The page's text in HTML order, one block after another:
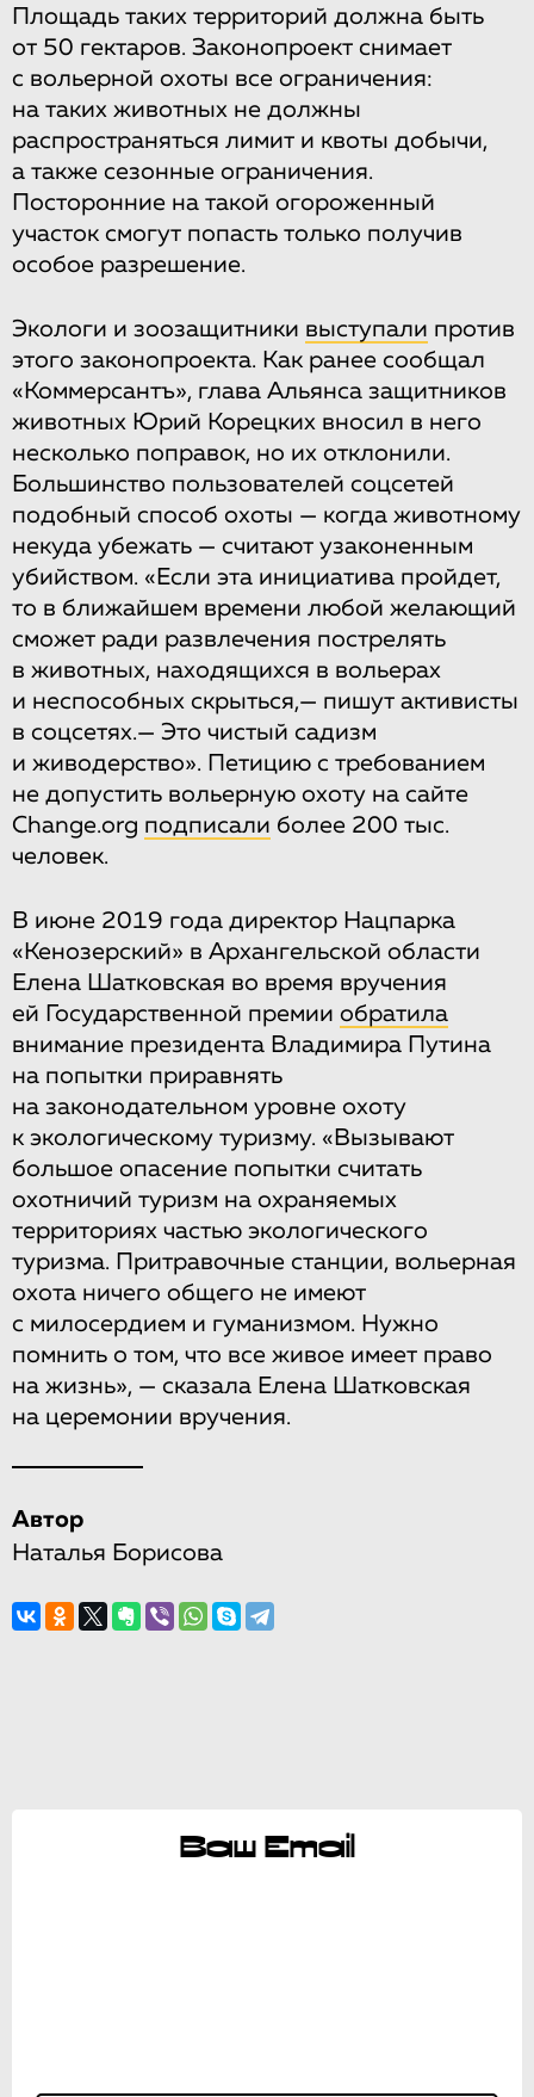
Площадь таких территорий должна быть
от 50 гектаров. Законопроект снимает
с вольерной охоты все ограничения:
на таких животных не должны
распространяться лимит и квоты добычи,
а также сезонные ограничения.
Посторонние на такой огороженный
участок смогут попасть только получив
особое разрешение.
Экологи и зоозащитники выступали против
этого законопроекта. Как ранее сообщал
«Коммерсантъ», глава Альянса защитников
животных Юрий Корецких вносил в него
несколько поправок, но их отклонили.
Большинство пользователей соцсетей
подобный способ охоты — когда животному
некуда убежать — считают узаконенным
убийством. «Если эта инициатива пройдет,
то в ближайшем времени любой желающий
сможет ради развлечения пострелять
в животных, находящихся в вольерах
и неспособных скрыться,— пишут активисты
в соцсетях.— Это чистый садизм
и живодерство». Петицию с требованием
не допустить вольерную охоту на сайте
Change.org подписали более 200 тыс.
человек.
В июне 2019 года директор Нацпарка
«Кенозерский» в Архангельской области
Елена Шатковская во время вручения
ей Государственной премии обратила
внимание президента Владимира Путина
на попытки приравнять
на законодательном уровне охоту
к экологическому туризму. «Вызывают
большое опасение попытки считать
охотничий туризм на охраняемых
территориях частью экологического
туризма. Притравочные станции, вольерная
охота ничего общего не имеют
с милосердием и гуманизмом. Нужно
помнить о том, что все живое имеет право
на жизнь», — сказала Елена Шатковская
на церемонии вручения.
Автор
Наталья Борисова
Ваш Email